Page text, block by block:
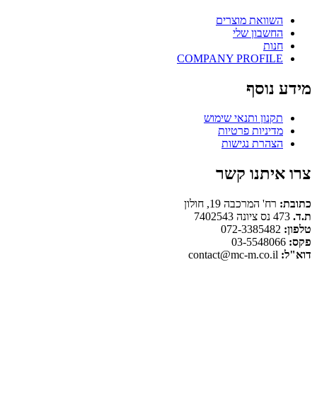
השוואת מוצרים
החשבון שלי
חנות
COMPANY PROFILE
מידע נוסף
תקנון ותנאי שימוש
מדיניות פרטיות
הצהרת נגישות
צרו איתנו קשר
כתובת: רח' המרכבה 19, חולון
ת.ד.
טלפון:
פקס:
דוא"ל: